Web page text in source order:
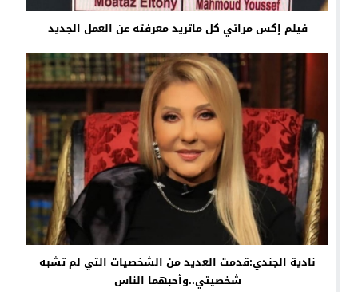
فيلم إكس مراتي كل ماتريد معرفته عن العمل الجديد
نادية الجندي:قدمت العديد من الشخصيات التي لم تشبه
شخصيتي..وأحبهما الناس